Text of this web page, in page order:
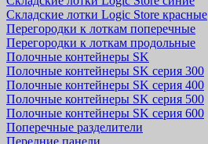
Складские лотки Logic Store красные
Перегородки к лоткам поперечные
Перегородки к лоткам продольные
Полочные контейнеры SK
Полочные контейнеры SK серия 300
Полочные контейнеры SK серия 400
Полочные контейнеры SK серия 500
Полочные контейнеры SK серия 600
Поперечные разделители
Передние панели